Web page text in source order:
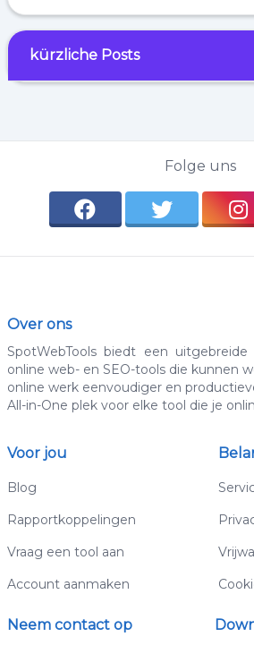
kürzliche Posts
Folge uns
Over ons
SpotWebTools biedt een
online web- en SEO-tools die kunnen
online werk eenvoudiger en
All-in-One plek voor elke tool die je
Voor jou
Blog
Rapportkoppelingen
Vraag een tool aan
Account aanmaken
Neem contact op